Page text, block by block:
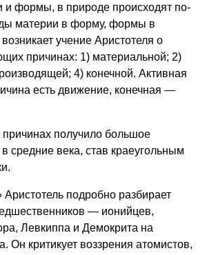
и формы, в природе происходят по­
материи в форму, формы в
учение Аристотеля о
причинах: 1) мате­риальной; 2)
4) конечной. Активная
есть движение, ко­нечная —
полу­чило большое
сред­ние века, став краеугольным
по­дробно разбирает
— ионийцев,
Левкиппа и Демокрита на
Он критикует воз­зрения атомистов,